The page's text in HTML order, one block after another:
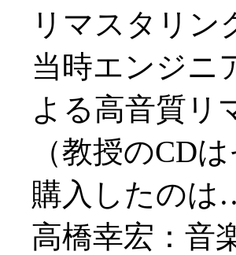
リマスタリン
当時エンジニ
よる高音質リ
（教授のCD
購入したのは
高橋幸宏：音